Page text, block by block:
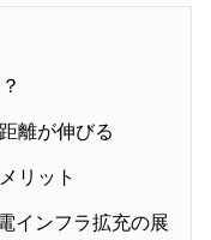
離が伸びる
リット
インフラ拡充の展